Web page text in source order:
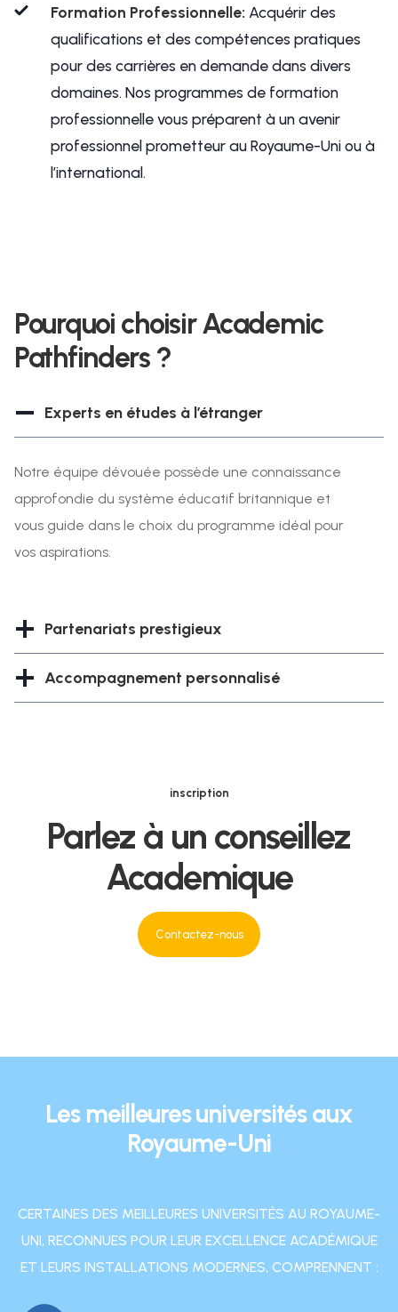
Formation Professionnelle: Acquérir des
qualifications et des compétences pratiques
pour des carrières en demande dans divers
domaines. Nos programmes de formation
professionnelle vous préparent à un avenir
professionnel prometteur au Royaume-Uni ou à
l’international.
Pourquoi choisir Academic
Pathfinders ?
Experts en études à l’étranger
Notre équipe dévouée possède une connaissance
approfondie du système éducatif britannique et
vous guide dans le choix du programme idéal pour
vos aspirations.
Partenariats prestigieux
Accompagnement personnalisé
inscription
Parlez à un conseillez
Academique
Contactez-nous
Les meilleures universités aux
Royaume-Uni
CERTAINES DES MEILLEURES UNIVERSITÉS AU ROYAUME-
UNI, RECONNUES POUR LEUR EXCELLENCE ACADÉMIQUE
ET LEURS INSTALLATIONS MODERNES, COMPRENNENT :